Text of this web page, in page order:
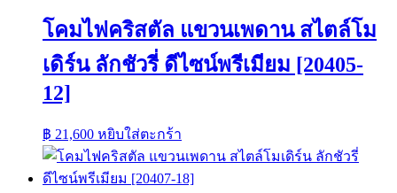
โคมไฟคริสตัล แขวนเพดาน สไตล์โม
เดิร์น ลักชัวรี่ ดีไซน์พรีเมียม [20405-
12]
฿ 21,600 หยิบใส่ตะกร้า